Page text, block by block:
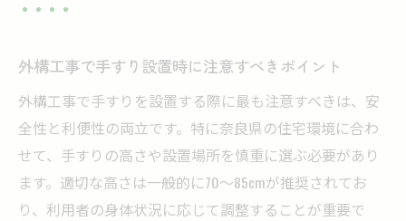
外構工事で手すり設置時に注意すべきポイント
外構工事で手すりを設置する際に最も注意すべきは、安
全性と利便性の両立です。特に奈良県の住宅環境に合わ
せて、手すりの高さや設置場所を慎重に選ぶ必要があり
ます。適切な高さは一般的に70～85cmが推奨されてお
り、利用者の身体状況に応じて調整することが重要で